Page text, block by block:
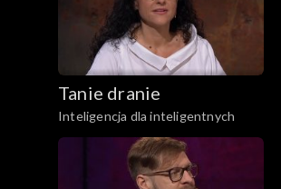
Tanie dranie
Inteligencja dla inteligentnych